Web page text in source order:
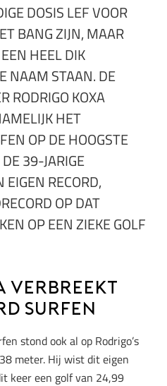
DOSIS LEF VOOR
BANG ZIJN, MAAR
HEEL DIK
NAAM STAAN. DE
RODRIGO KOXA
HET
OP DE HOOGSTE
39-JARIGE
RECORD,
OP DAT
OP EEN ZIEKE GOLF
verbreekt
surfen
stond ook al op Rodrigo’s
meter. Hij wist dit eigen
keer een golf van 24,99